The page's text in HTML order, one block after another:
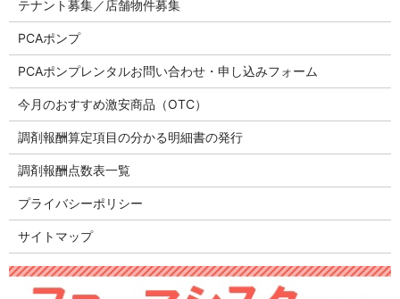
テナント募集／店舗物件募集
PCAポンプ
PCAポンプレンタルお問い合わせ・申し込みフォーム
今月のおすすめ激安商品（OTC）
調剤報酬算定項目の分かる明細書の発行
調剤報酬点数表一覧
プライバシーポリシー
サイトマップ